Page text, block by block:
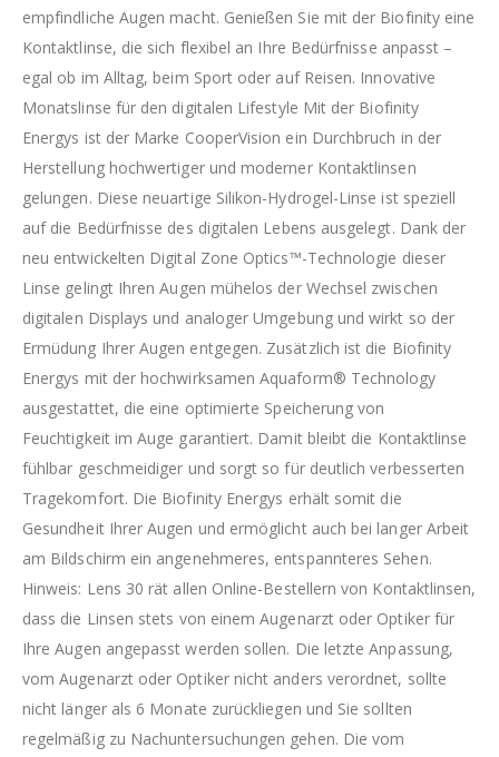
empfindliche Augen macht. Genießen Sie mit der Biofinity eine
Kontaktlinse, die sich flexibel an Ihre Bedürfnisse anpasst –
egal ob im Alltag, beim Sport oder auf Reisen. Innovative
Monatslinse für den digitalen Lifestyle Mit der Biofinity
Energys ist der Marke CooperVision ein Durchbruch in der
Herstellung hochwertiger und moderner Kontaktlinsen
gelungen. Diese neuartige Silikon-Hydrogel-Linse ist speziell
auf die Bedürfnisse des digitalen Lebens ausgelegt. Dank der
neu entwickelten Digital Zone Optics™-Technologie dieser
Linse gelingt Ihren Augen mühelos der Wechsel zwischen
digitalen Displays und analoger Umgebung und wirkt so der
Ermüdung Ihrer Augen entgegen. Zusätzlich ist die Biofinity
Energys mit der hochwirksamen Aquaform® Technology
ausgestattet, die eine optimierte Speicherung von
Feuchtigkeit im Auge garantiert. Damit bleibt die Kontaktlinse
fühlbar geschmeidiger und sorgt so für deutlich verbesserten
Tragekomfort. Die Biofinity Energys erhält somit die
Gesundheit Ihrer Augen und ermöglicht auch bei langer Arbeit
am Bildschirm ein angenehmeres, entspannteres Sehen.
Hinweis: Lens 30 rät allen Online-Bestellern von Kontaktlinsen,
dass die Linsen stets von einem Augenarzt oder Optiker für
Ihre Augen angepasst werden sollen. Die letzte Anpassung,
vom Augenarzt oder Optiker nicht anders verordnet, sollte
nicht länger als 6 Monate zurückliegen und Sie sollten
regelmäßig zu Nachuntersuchungen gehen. Die vom